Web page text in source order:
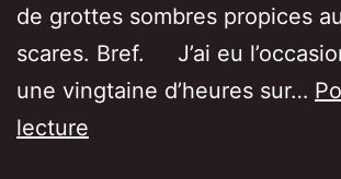
de grottes sombres propices
scares. Bref. J’ai eu
une vingtaine d’heures sur…
lecture